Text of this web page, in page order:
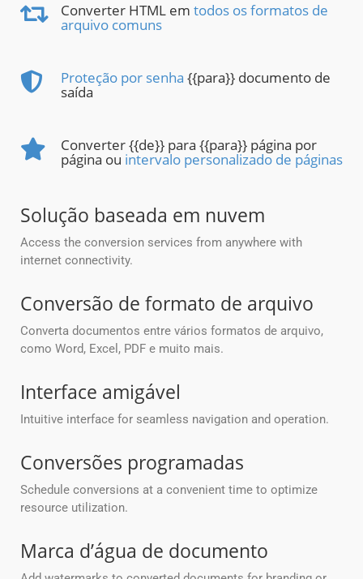
Converter HTML em todos os formatos de
arquivo comuns
Proteção por senha {{para}} documento de
saída
Converter {{de}} para {{para}} página por
página ou intervalo personalizado de páginas
Solução baseada em nuvem
Access the conversion services from anywhere with
internet connectivity.
Conversão de formato de arquivo
Converta documentos entre vários formatos de arquivo,
como Word, Excel, PDF e muito mais.
Interface amigável
Intuitive interface for seamless navigation and operation.
Conversões programadas
Schedule conversions at a convenient time to optimize
resource utilization.
Marca d’água de documento